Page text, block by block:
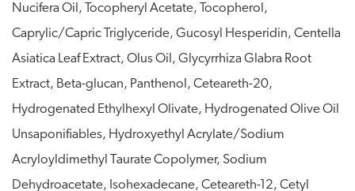
Nucifera Oil, Tocopheryl Acetate, Tocopherol,
Caprylic/Capric Triglyceride, Gucosyl Hesperidin, Centella
Asiatica Leaf Extract, Olus Oil, Glycyrrhiza Glabra Root
Extract, Beta-glucan, Panthenol, Ceteareth-20,
Hydrogenated Ethylhexyl Olivate, Hydrogenated Olive Oil
Unsaponifiables, Hydroxyethyl Acrylate/Sodium
Acryloyldimethyl Taurate Copolymer, Sodium
Dehydroacetate, Isohexadecane, Ceteareth-12, Cetyl